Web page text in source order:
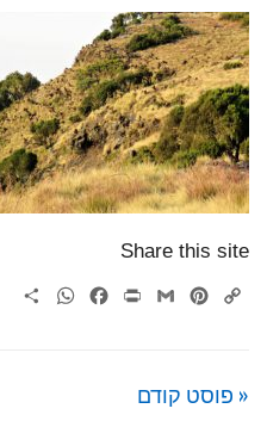
Share this site
Copy
Pinterest
Gmail
Print
Facebook
« פוסט קודם